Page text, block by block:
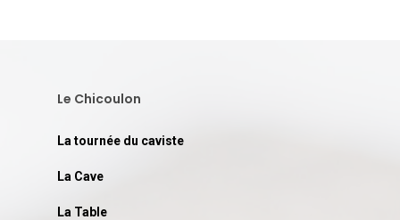
Le Chicoulon
La tournée du caviste
La Cave
La Table